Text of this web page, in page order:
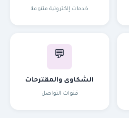
خدمات إلكترونية متنوعة
💬
الشكاوى والمقترحات
قنوات التواصل